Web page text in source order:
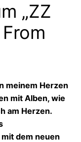
„ZZ
meinem Herzen
mit Alben, wie
am Herzen.
dem neuen